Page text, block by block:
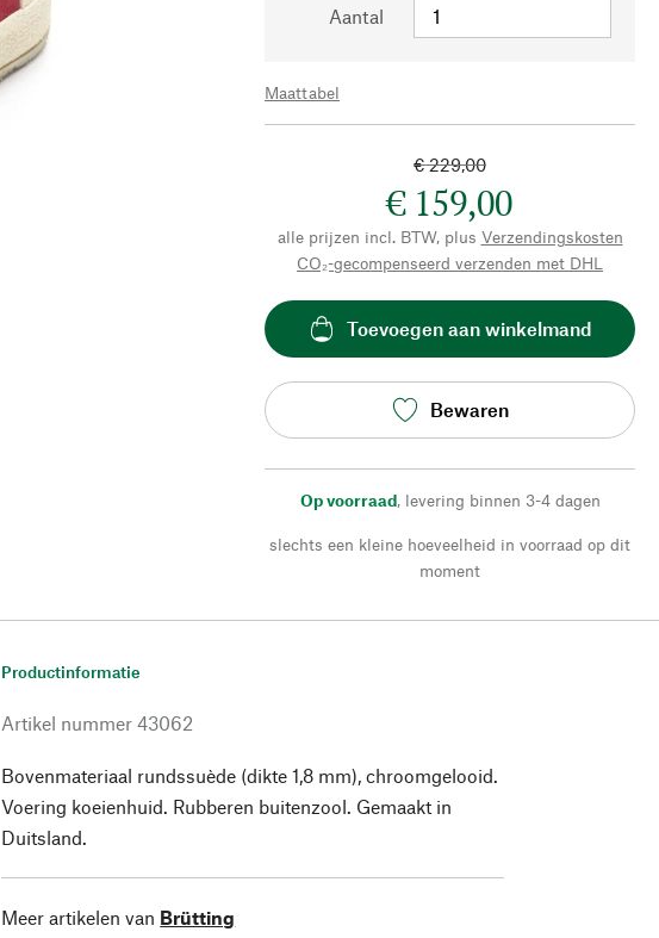
Aantal
Maattabel
€ 229,00
€ 159,00
alle prijzen incl. BTW, plus Verzendingskosten
CO₂-gecompenseerd verzenden met DHL
Toevoegen aan winkelmand
Bewaren
Op voorraad, levering binnen 3-4 dagen
slechts een kleine hoeveelheid in voorraad op dit
moment
Productinformatie
Artikel nummer 43062
Bovenmateriaal rundssuède (dikte 1,8 mm), chroomgelooid.
Voering koeienhuid. Rubberen buitenzool. Gemaakt in
Duitsland.
Meer artikelen van Brütting